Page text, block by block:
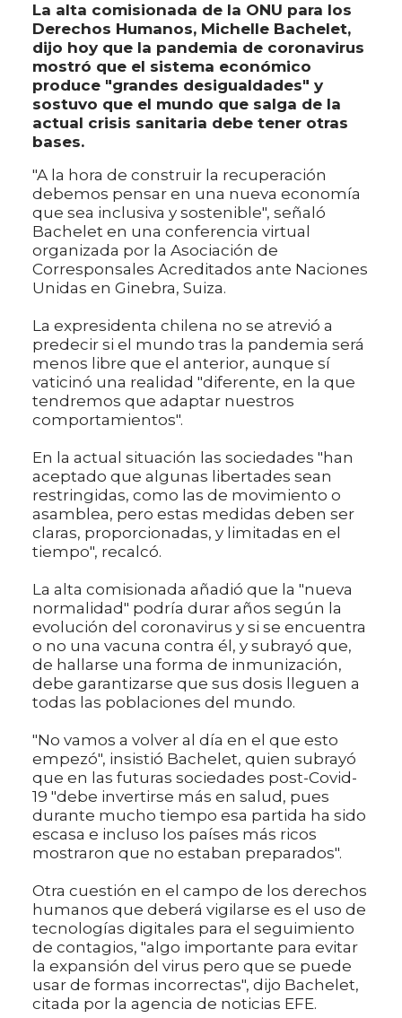
La alta comisionada de la ONU para los
Derechos Humanos, Michelle Bachelet,
dijo hoy que la pandemia de coronavirus
mostró que el sistema económico
produce "grandes desigualdades" y
sostuvo que el mundo que salga de la
actual crisis sanitaria debe tener otras
bases.
"A la hora de construir la recuperación
debemos pensar en una nueva economía
que sea inclusiva y sostenible", señaló
Bachelet en una conferencia virtual
organizada por la Asociación de
Corresponsales Acreditados ante Naciones
Unidas en Ginebra, Suiza.
La expresidenta chilena no se atrevió a
predecir si el mundo tras la pandemia será
menos libre que el anterior, aunque sí
vaticinó una realidad "diferente, en la que
tendremos que adaptar nuestros
comportamientos".
En la actual situación las sociedades "han
aceptado que algunas libertades sean
restringidas, como las de movimiento o
asamblea, pero estas medidas deben ser
claras, proporcionadas, y limitadas en el
tiempo", recalcó.
La alta comisionada añadió que la "nueva
normalidad" podría durar años según la
evolución del coronavirus y si se encuentra
o no una vacuna contra él, y subrayó que,
de hallarse una forma de inmunización,
debe garantizarse que sus dosis lleguen a
todas las poblaciones del mundo.
"No vamos a volver al día en el que esto
empezó", insistió Bachelet, quien subrayó
que en las futuras sociedades post-Covid-
19 "debe invertirse más en salud, pues
durante mucho tiempo esa partida ha sido
escasa e incluso los países más ricos
mostraron que no estaban preparados".
Otra cuestión en el campo de los derechos
humanos que deberá vigilarse es el uso de
tecnologías digitales para el seguimiento
de contagios, "algo importante para evitar
la expansión del virus pero que se puede
usar de formas incorrectas", dijo Bachelet,
citada por la agencia de noticias EFE.